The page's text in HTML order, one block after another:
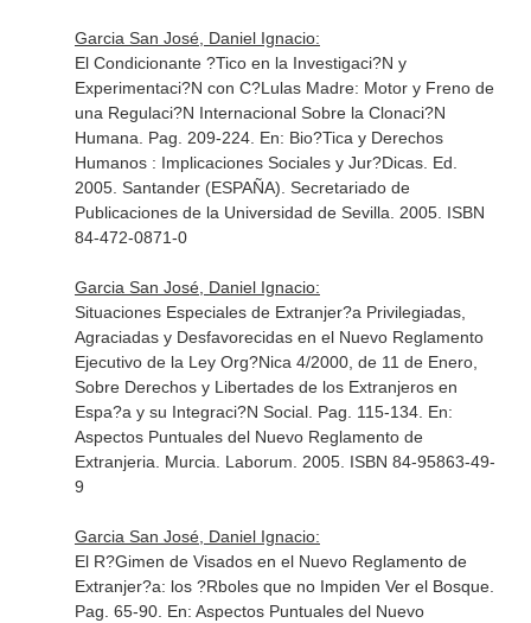
Garcia San José, Daniel Ignacio:
El Condicionante ?Tico en la Investigaci?N y
Experimentaci?N con C?Lulas Madre: Motor y Freno de
una Regulaci?N Internacional Sobre la Clonaci?N
Humana. Pag. 209-224. En: Bio?Tica y Derechos
Humanos : Implicaciones Sociales y Jur?Dicas. Ed.
2005. Santander (ESPAÑA). Secretariado de
Publicaciones de la Universidad de Sevilla. 2005. ISBN
84-472-0871-0
Garcia San José, Daniel Ignacio:
Situaciones Especiales de Extranjer?a Privilegiadas,
Agraciadas y Desfavorecidas en el Nuevo Reglamento
Ejecutivo de la Ley Org?Nica 4/2000, de 11 de Enero,
Sobre Derechos y Libertades de los Extranjeros en
Espa?a y su Integraci?N Social. Pag. 115-134. En:
Aspectos Puntuales del Nuevo Reglamento de
Extranjeria . Murcia. Laborum. 2005. ISBN 84-95863-49-
9
Garcia San José, Daniel Ignacio:
El R?Gimen de Visados en el Nuevo Reglamento de
Extranjer?a: los ?Rboles que no Impiden Ver el Bosque.
Pag. 65-90. En: Aspectos Puntuales del Nuevo